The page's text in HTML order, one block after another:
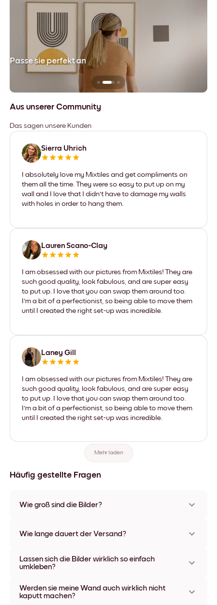
Passe sie perfekt an
Aus unserer Community
Das sagen unsere Kunden
Sierra Uhrich
I absolutely love my Mixtiles and get compliments on
them all the time. They were so easy to put up on my
wall and I love that I didn't have to damage my walls
with holes in order to hang them.
Lauren Scano-Clay
I am obsessed with our pictures from Mixtiles! They are
such good quality, look fabulous, and are super easy
to put up. I love that you can swap them around too.
I'm a bit of a perfectionist, so being able to move them
until I created the right set-up was incredible.
Laney Gill
I am obsessed with our pictures from Mixtiles! They are
such good quality, look fabulous, and are super easy
to put up. I love that you can swap them around too.
I'm a bit of a perfectionist, so being able to move them
until I created the right set-up was incredible.
Mehr laden
Häufig gestellte Fragen
Wie groß sind die Bilder?
Erhältlich in verschiedenen Materialien und Rahmenfarben,
Wie lange dauert der Versand?
Ländern bieten wir auch Expressversand an. Den Trackinglink
bekommst Du nach Bestellaufgabe zugeschickt.
Lassen sich die Bilder wirklich so einfach
umkleben?
umpositionieren zu lassen, ohne die Wände dabei zu
beschädigen.
Werden sie meine Wand auch wirklich nicht
kaputt machen?